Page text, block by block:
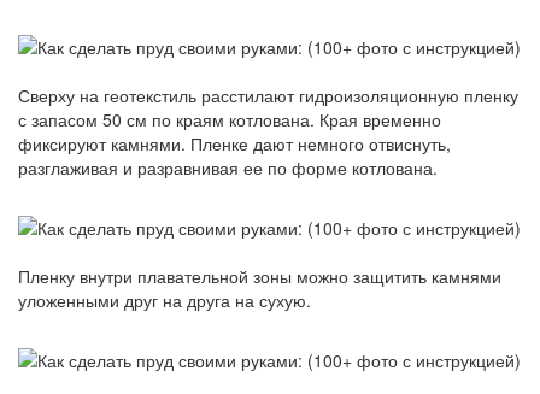
Сверху на геотекстиль расстилают гидроизоляционную пленку
с запасом 50 см по краям котлована. Края временно
фиксируют камнями. Пленке дают немного отвиснуть,
разглаживая и разравнивая ее по форме котлована.
Пленку внутри плавательной зоны можно защитить камнями
уложенными друг на друга на сухую.